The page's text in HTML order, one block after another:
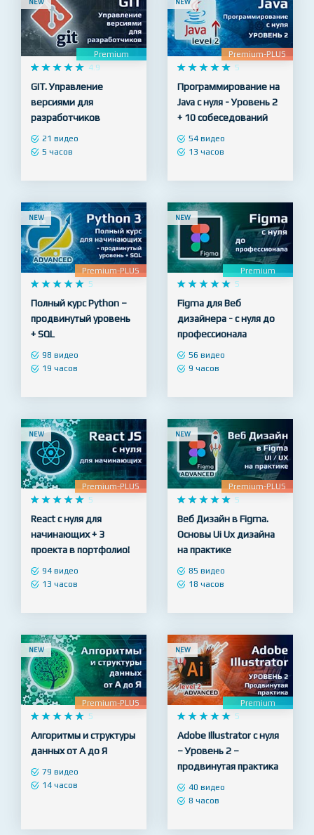
NEW
    
     4.9
GIT. Управление
версиями для
разработчиков
NEW
Premium-PLUS
    
     5
Программирование на
Java с нуля - Уровень 2
+ 10 собеседований
NEW
Premium-PLUS
    
     5
продвинутый уровень
+ SQL
NEW
    
     5
Figma для Веб
дизайнера - с нуля до
профессионала
NEW
Premium-PLUS
    
     5
React с нуля для
начинающих + 3
проекта в портфолио!
NEW
Premium-PLUS
    
     5
Веб Дизайн в Figma.
Основы Ui Ux дизайна
на практике
NEW
Premium-PLUS
    
     5
Алгоритмы и структуры
данных от А до Я
NEW
Premium
   
   
Adobe Illustrator с нуля
– Уровень 2 –
продвинутая практика